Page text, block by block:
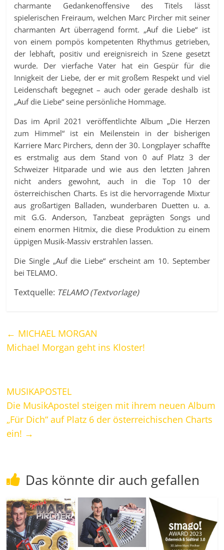
charmante Gedankenoffensive des Titels lässt
spielerischen Freiraum, welchen Marc Pircher mit seiner
charmanten Art überragend formt. „Auf die Liebe“ ist
von einem pompös kompetenten Rhythmus getrieben,
der lebhaft, positiv und ereignisreich in Szene gesetzt
wurde. Der vierfache Vater hat ein Gespür für die
Innigkeit der Liebe, der er mit großem Respekt und viel
Leidenschaft begegnet – auch oder gerade deshalb ist
„Auf die Liebe“ seine persönliche Hommage.
Das im April 2021 veröffentlichte Album „Die Herzen
zum Himmel“ ist ein Meilenstein in der bisherigen
Karriere Marc Pirchers, denn der 30. Longplayer schaffte
es erstmalig aus dem Stand von 0 auf Platz 3 der
Schweizer Hitparade und wie aus den letzten Jahren
nicht anders gewohnt, auch in die Top 10 der
österreichischen Charts. Es ist die hervorragende Mixtur
aus großartigen Balladen, wunderbaren Duetten u. a.
mit G.G. Anderson, Tanzbeat geprägten Songs und
einem enormen Hitmix, die diese Produktion zu einem
üppigen Musik-Massiv erstrahlen lassen.
Die Single „Auf die Liebe“ erscheint am 10. September
bei TELAMO.
Textquelle: TELAMO (Textvorlage)
← MICHAEL MORGAN
Michael Morgan geht ins Kloster!
MUSIKAPOSTEL
Die MusikApostel steigen mit ihrem neuen Album
„Für Dich“ auf Platz 6 der österreichischen Charts
ein! →
Das könnte dir auch gefallen